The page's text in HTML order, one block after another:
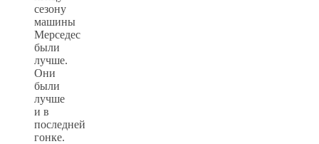
сезону
машины
Мерседес
были
лучше.
Они
были
лучше
и в
последней
гонке.